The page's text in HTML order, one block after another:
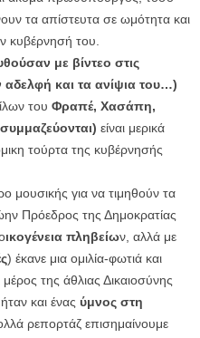
τα απίστευτα σε ωμότητα και
κυβέρνησή του.
με βίντεο στις
αδελφή και τα ανίψια του…)
του Φραπέ, Χασάπη,
είναι μερικά
τούρτα της κυβέρνησής
μουσικής για να τιμηθούν τα
Πρόεδρος της Δημοκρατίας
ικογένεια πληβείων, αλλά με
) έκανε μια ομιλία-φωτιά και
της άθλιας Δικαιοσύνης
και ένας ύμνος στη
ρεπορτάζ επισημαίνουμε